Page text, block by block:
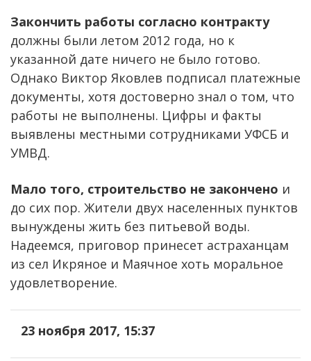
Закончить работы согласно контракту
должны были летом 2012 года, но к
указанной дате ничего не было готово.
Однако Виктор Яковлев подписал платежные
документы, хотя достоверно знал о том, что
работы не выполнены. Цифры и факты
выявлены местными сотрудниками УФСБ и
УМВД.
Мало того, строительство не закончено и
до сих пор. Жители двух населенных пунктов
вынуждены жить без питьевой воды.
Надеемся, приговор принесет астраханцам
из сел Икряное и Маячное хоть моральное
удовлетворение.
23 ноября 2017, 15:37